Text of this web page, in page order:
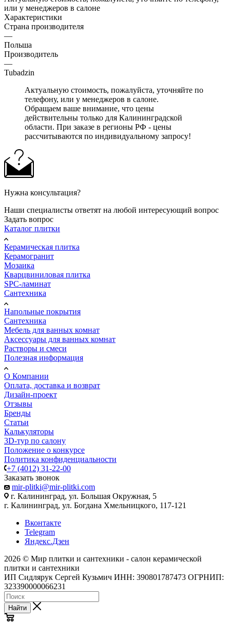
или у менеджеров в салоне
Характеристики
Страна производителя
—
Польша
Производитель
—
Tubadzin
Актуальную стоимость, пожалуйста, уточняйте по
телефону, или у менеджеров в салоне.
Обращаем ваше внимание, что цены
действительны только для Калининградской
области. При заказе в регионы РФ - цены
рассчитываются по индивидуальному запросу!
Нужна консультация?
Наши специалисты ответят на любой интересующий вопрос
Задать вопрос
Каталог плитки
Керамическая плитка
Керамогранит
Мозаика
Кварцвиниловая плитка
SPC-ламинат
Сантехника
Напольные покрытия
Сантехника
Мебель для ванных комнат
Аксессуары для ванных комнат
Растворы и смеси
Полезная информация
О Компании
Оплата, доставка и возврат
Дизайн-проект
Отзывы
Бренды
Статьи
Калькуляторы
3D-тур по салону
Положение о конкурсе
Политика конфиденциальности
+7 (4012) 31-22-00
Заказать звонок
mir-plitki@mir-plitki.com
г. Калининград, ул. Большая Окружная, 5
г. Калининград, ул. Богдана Хмельницкого, 117-121
Вконтакте
Telegram
Яндекс.Дзен
2026 © Мир плитки и сантехники - салон керамической
плитки и сантехники
ИП Сидлярук Сергей Кузьмич ИНН: 390801787473 ОГРНИП:
323390000066231
Найти